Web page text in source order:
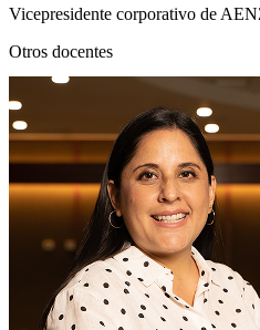
Vicepresidente corporativo de
Otros docentes